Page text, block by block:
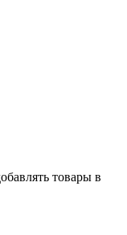
товары в